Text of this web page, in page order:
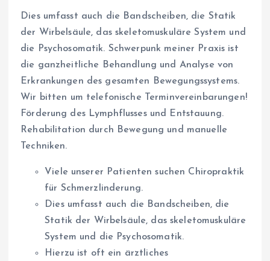
Dies umfasst auch die Bandscheiben, die Statik
der Wirbelsäule, das skeletomuskuläre System und
die Psychosomatik. Schwerpunk meiner Praxis ist
die ganzheitliche Behandlung und Analyse von
Erkrankungen des gesamten Bewegungssystems.
Wir bitten um telefonische Terminvereinbarungen!
Förderung des Lymphflusses und Entstauung.
Rehabilitation durch Bewegung und manuelle
Techniken.
Viele unserer Patienten suchen Chiropraktik
für Schmerzlinderung.
Dies umfasst auch die Bandscheiben, die
Statik der Wirbelsäule, das skeletomuskuläre
System und die Psychosomatik.
Hierzu ist oft ein ärztliches